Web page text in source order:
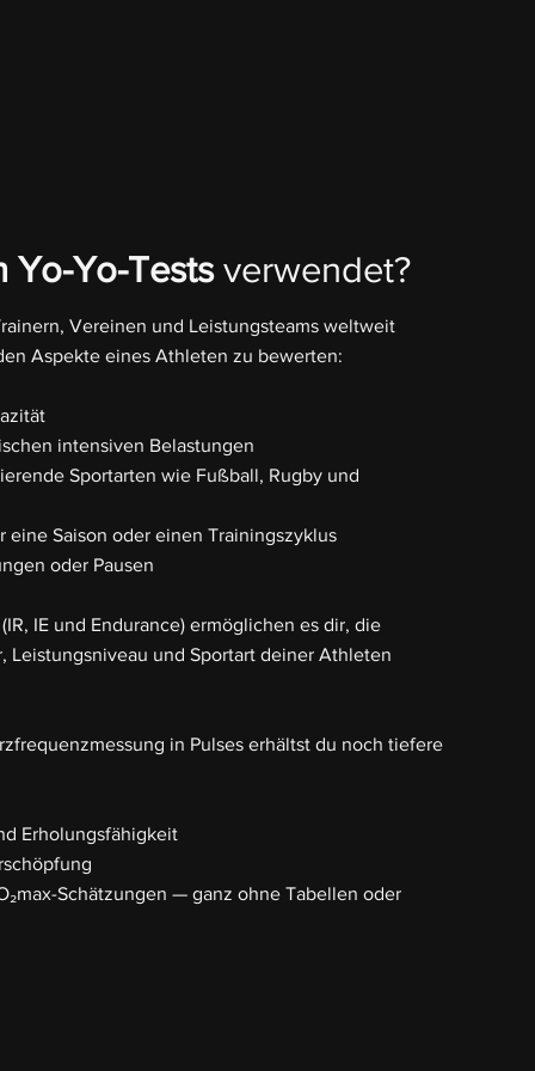
Yo-Yo-Testsverwendet?
Vereinen und Leistungsteams weltweit
Aspekte eines Athleten zu bewerten:
intensiven Belastungen
Sportarten wie Fußball, Rugby und
eine Saison oder einen Trainingszyklus
oder Pausen
IE und Endurance) ermöglichen es dir, die
Leistungsniveau und Sportart deiner Athleten
in Pulses erhältst du noch tiefere
Erholungsfähigkeit
Schätzungen — ganz ohne Tabellen oder